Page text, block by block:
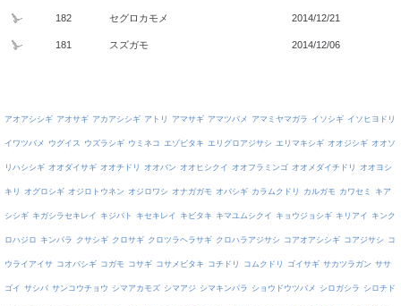
182 セグロカモメ 2014/12/21
181 スズガモ 2014/12/06
アオアシシギ アオサギ アカアシシギ アトリ アマサギ アマツバメ アマミヤマガラ イソシギ イソヒヨドリ
イワツバメ ウグイス ウズラシギ ウミネコ エゾビタキ エリグロアジサシ エリマキシギ オオジシギ オオソ
リハシシギ オオダイサギ オオチドリ オオバン オオヒシクイ オオフラミンゴ オオメダイチドリ オオヨシ
キリ オグロシギ オジロトウネン オジロワシ オナガガモ オバシギ カラムクドリ カルガモ カワセミ キア
シシギ キガシラセキレイ キジバト キセキレイ キビタキ キマユムシクイ キョウジョシギ キリアイ キンク
ロハジロ キンパラ クサシギ クロサギ クロツラヘラサギ クロハラアジサシ コアオアシシギ コアジサシ コ
ウライアイサ コオバシギ コガモ コサギ コサメビタキ コチドリ コムクドリ ゴイサギ サカツラガン ササ
ゴイ サシバ サンコウチョウ シマアカモズ シマアジ シマキンパラ ショウドウツバメ シロガシラ シロチド